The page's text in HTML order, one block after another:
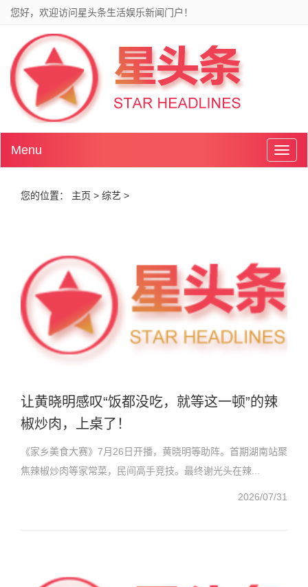
您好，欢迎访问星头条生活娱乐新闻门户！
Menu
您的位置： 主页 > 综艺 >
让黄晓明感叹“饭都没吃，就等这一顿”的辣
椒炒肉，上桌了！
《家乡美食大赛》7月26日开播，黄晓明等助阵。首期湖南站聚
焦辣椒炒肉等家常菜，民间高手竞技。最终谢光头在辣...
2026/07/31